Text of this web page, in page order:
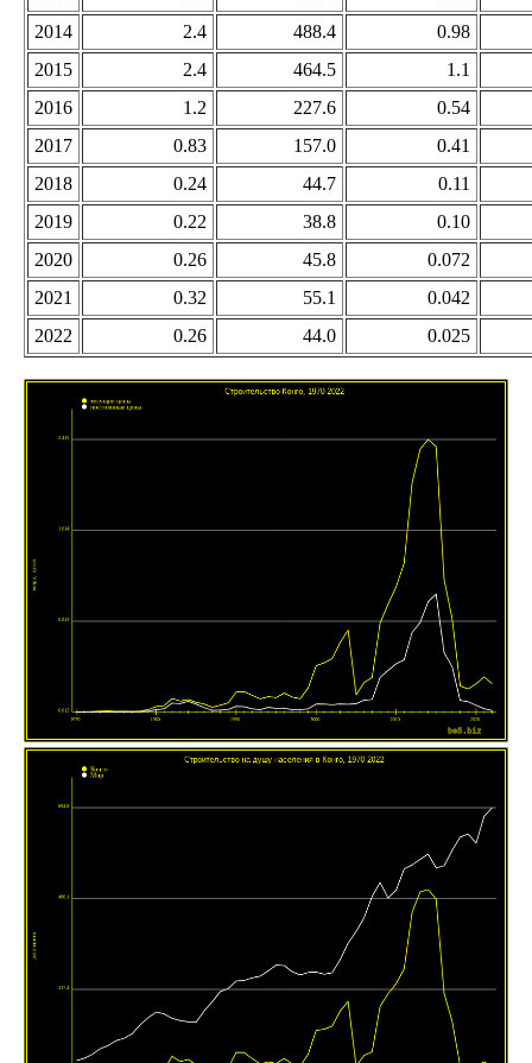
2014
2.4 488.4
0.98
2015
2.4 464.5
1.1
2016
1.2 227.6
0.54
2017
0.83 157.0
0.41
2018
0.24 44.7
0.11
2019
0.22 38.8
0.10
2020
0.26 45.8
0.072
2021
0.32 55.1
0.042
2022
0.26 44.0 0.025